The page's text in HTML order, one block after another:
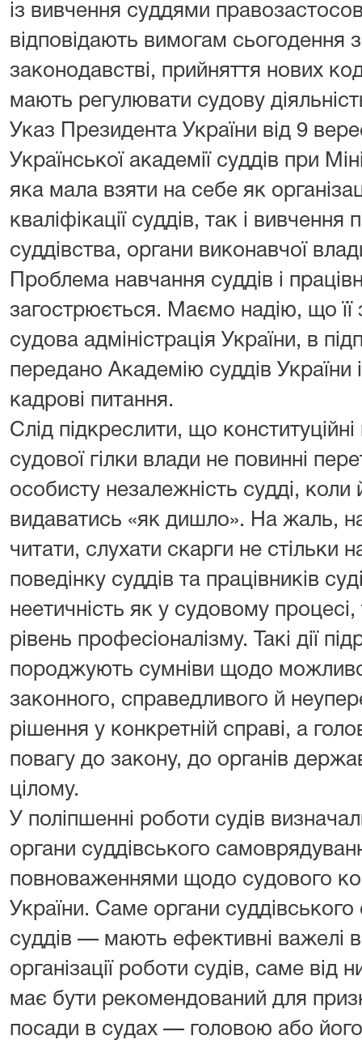
із вивчення суддями
відповідають вимогам сьогодення
законодавстві, прийняття нових
мають регулювати судову
Указ Президента України від 9
Української академії суддів при
яка мала взяти на себе як
кваліфікації суддів, так і
суддівства, органи виконавчої
Проблема навчання суддів і
загострюється. Маємо надію, що
судова адміністрація України, в
передано Академію суддів України
кадрові питання.
Слід підкреслити, що конституційні
судової гілки влади не повинні
особисту незалежність судді,
видаватись «як дишло». На жаль,
читати, слухати скарги не стільки
поведінку суддів та працівників
неетичність як у судовому
рівень професіоналізму. Такі дії
породжують сумніви щодо
законного, справедливого й
рішення у конкретній справі, а
повагу до закону, до органів
цілому.
У поліпшенні роботи судів
органи суддівського
повноваженнями щодо судового
України. Саме органи
суддів — мають ефективні важелі
організації роботи судів, саме від
має бути рекомендований для
посади в судах — головою або